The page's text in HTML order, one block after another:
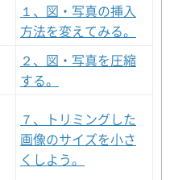
１、図・写真の挿入
方法を変えてみる。
２、図・写真を圧縮
する。
７、トリミングした
画像のサイズを小さ
くしよう。